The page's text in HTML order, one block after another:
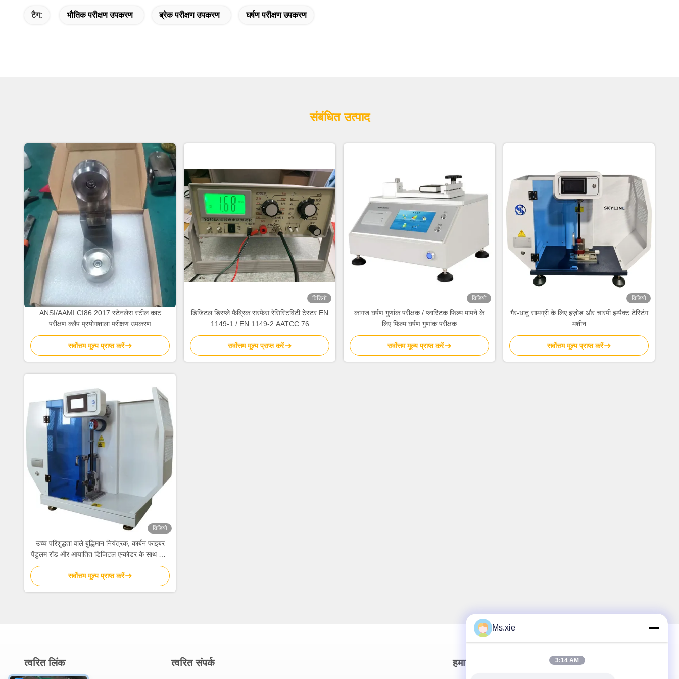
टैग: भौतिक परीक्षण उपकरण ब्रेक परीक्षण उपकरण घर्षण परीक्षण उपकरण
संबंधित उत्पाद
ANSI/AAMI CI86:2017 स्टेनलेस स्टील काट
परीक्षण क्लैंप प्रयोगशाला परीक्षण उपकरण
सर्वोत्तम मूल्य प्राप्त करें
विडियो
डिजिटल डिस्प्ले फैब्रिक सरफेस रेसिस्टिविटी टेस्टर EN
1149-1 / EN 1149-2 AATCC 76
सर्वोत्तम मूल्य प्राप्त करें
विडियो
कागज घर्षण गुणांक परीक्षक / प्लास्टिक फिल्म मापने के
लिए फिल्म घर्षण गुणांक परीक्षक
सर्वोत्तम मूल्य प्राप्त करें
विडियो
गैर-धातु सामग्री के लिए इज़ोड और चारपी इम्पैक्ट टेस्टिंग
मशीन
सर्वोत्तम मूल्य प्राप्त करें
विडियो
उच्च परिशुद्धता वाले बुद्धिमान नियंत्रक, कार्बन फाइबर
पेंडुलम रॉड और आयातित डिजिटल एन्कोडर के साथ चार्पी
प्रभाव परीक्षण मशीन
सर्वोत्तम मूल्य प्राप्त करें
त्वरित लिंक त्वरित संपर्क हमारा समाचार पत्र
Ms.xie
3:14 AM